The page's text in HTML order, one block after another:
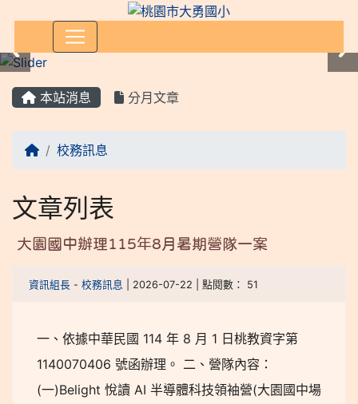
本站消息 分月文章
校務訊息
文章列表
大園國中辦理115年8月暑期營隊一案
資訊組長 - 校務訊息 | 2026-07-22 | 點閱數： 51
一、依據中華民國 114 年 8 月 1 日桃教資字第
1140070406 號函辦理。 二、營隊內容：
(一)Belight 悅讀 AI 半導體科技領袖營(大園國中場